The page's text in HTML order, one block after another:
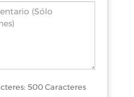
500 Caracteres